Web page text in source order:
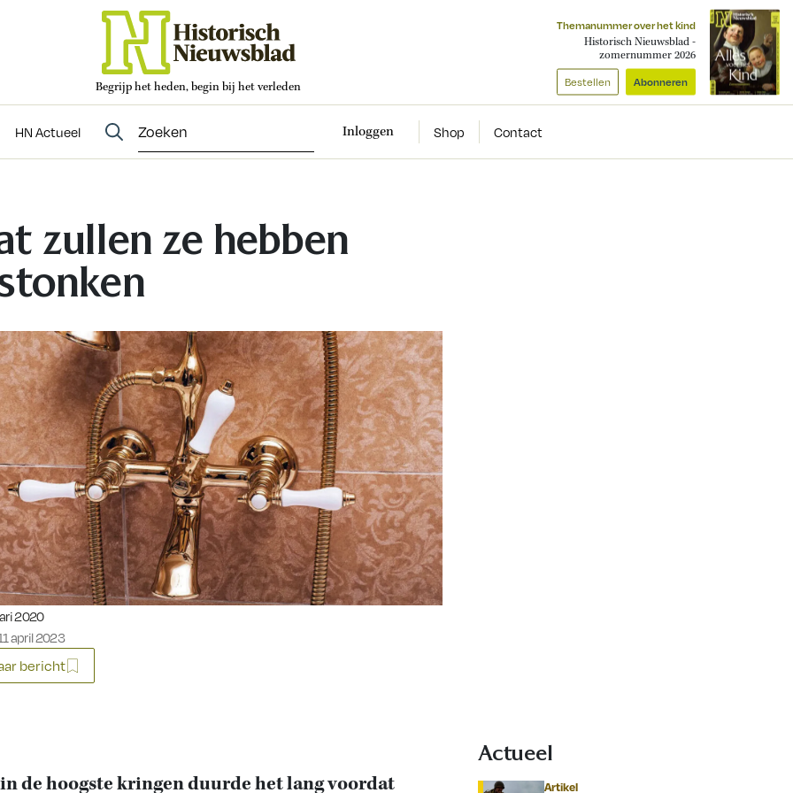
Begrijp het heden, begin bij het verleden
Themanummer over het kind
Historisch Nieuwsblad -
zomernummer 2026
Bestellen Abonneren
HN Actueel Inloggen Shop Contact
Evenementen
zullen ze hebben
op:
2020
april 2023
bericht
de hoogste kringen duurde het lang voordat
Actueel
Artikel